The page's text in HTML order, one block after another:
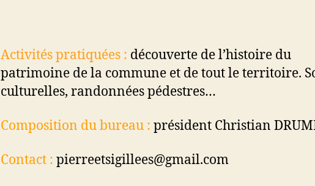
Activités pratiquées : découverte de l’histoire du
patrimoine de la commune et de tout le territoire.
culturelles, randonnées pédestres…
Composition du bureau : président Christian
Contact : pierreetsigillees@gmail.com